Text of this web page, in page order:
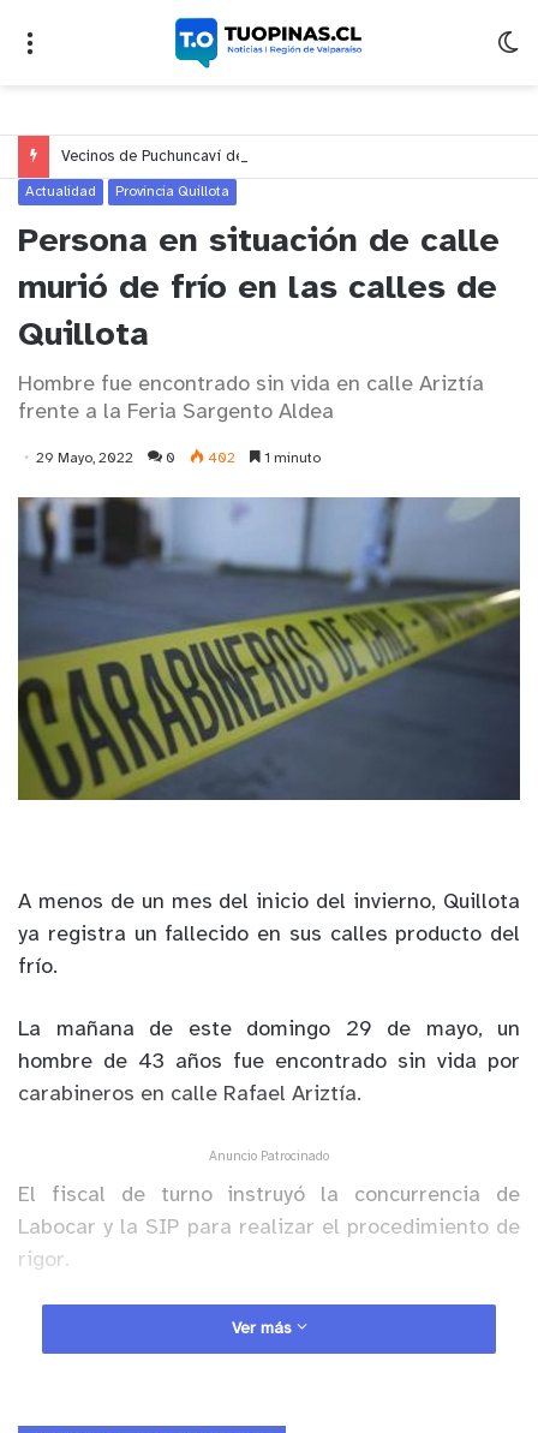
Actualidad Provincia Quillota
Persona en situación de calle
murió de frío en las calles de
Quillota
Hombre fue encontrado sin vida en calle Ariztía
frente a la Feria Sargento Aldea
29 Mayo, 2022 0 402 1 minuto
A menos de un mes del inicio del invierno, Quillota
ya registra un fallecido en sus calles producto del
frío.
La mañana de este domingo 29 de mayo, un
hombre de 43 años fue encontrado sin vida por
carabineros en calle Rafael Ariztía.
Anuncio Patrocinado
El fiscal de turno instruyó la concurrencia de
Labocar y la SIP para realizar el procedimiento de
rigor.
Ver más